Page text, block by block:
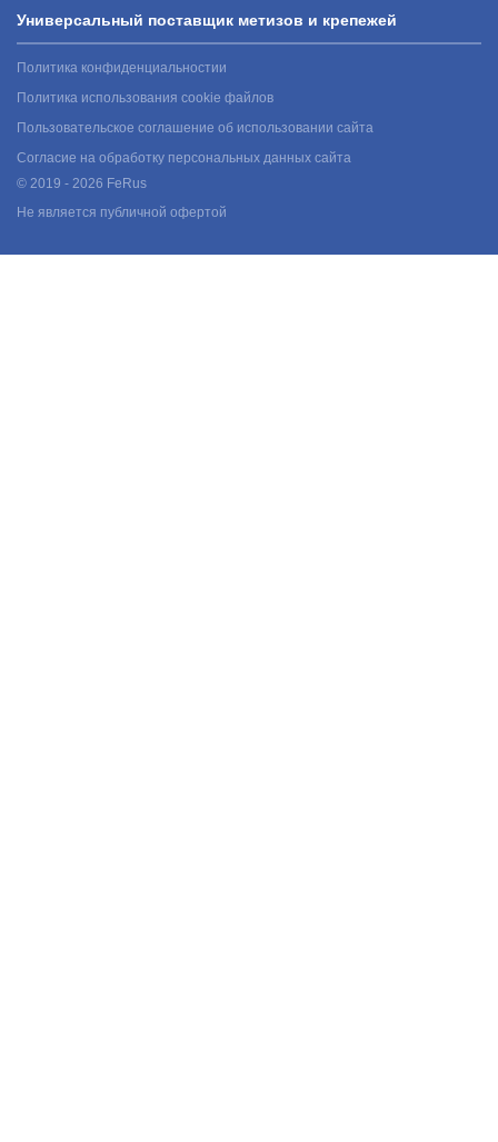
Универсальный поставщик метизов и крепежей
Политика конфиденциальностии
Политика использования cookie файлов
Пользовательское соглашение об использовании сайта
Согласие на обработку персональных данных сайта
© 2019 - 2026 FeRus
Не является публичной офертой